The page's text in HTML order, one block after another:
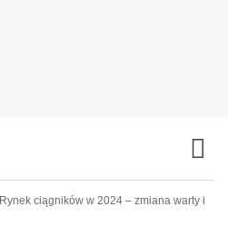
Rynek ciągników w 2024 – zmiana warty i